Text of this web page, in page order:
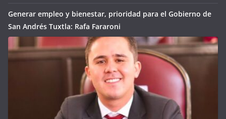
Generar empleo y bienestar, prioridad para el Gobierno de
San Andrés Tuxtla: Rafa Fararoni